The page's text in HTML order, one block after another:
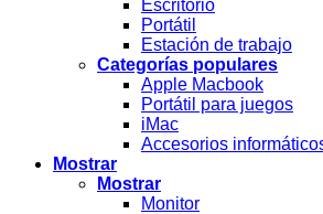
Escritorio
Portátil
Estación de trabajo
Categorías populares
Apple Macbook
Portátil para juegos
iMac
Accesorios
Mostrar
Mostrar
Monitor